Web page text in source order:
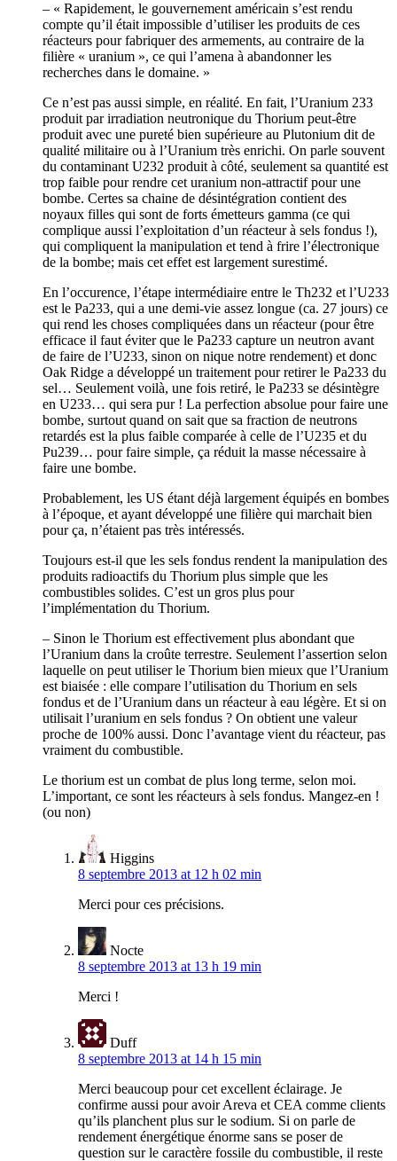
– « Rapidement, le gouvernement américain s’est rendu
compte qu’il était impossible d’utiliser les produits de ces
réacteurs pour fabriquer des armements, au contraire de la
filière « uranium », ce qui l’amena à abandonner les
recherches dans le domaine. »
Ce n’est pas aussi simple, en réalité. En fait, l’Uranium 233
produit par irradiation neutronique du Thorium peut-être
produit avec une pureté bien supérieure au Plutonium dit de
qualité militaire ou à l’Uranium très enrichi. On parle souvent
du contaminant U232 produit à côté, seulement sa quantité est
trop faible pour rendre cet uranium non-attractif pour une
bombe. Certes sa chaine de désintégration contient des
noyaux filles qui sont de forts émetteurs gamma (ce qui
complique aussi l’exploitation d’un réacteur à sels fondus !),
qui compliquent la manipulation et tend à frire l’électronique
de la bombe; mais cet effet est largement surestimé.
En l’occurence, l’étape intermédiaire entre le Th232 et l’U233
est le Pa233, qui a une demi-vie assez longue (ca. 27 jours) ce
qui rend les choses compliquées dans un réacteur (pour être
efficace il faut éviter que le Pa233 capture un neutron avant
de faire de l’U233, sinon on nique notre rendement) et donc
Oak Ridge a développé un traitement pour retirer le Pa233 du
sel… Seulement voilà, une fois retiré, le Pa233 se désintègre
en U233… qui sera pur ! La perfection absolue pour faire une
bombe, surtout quand on sait que sa fraction de neutrons
retardés est la plus faible comparée à celle de l’U235 et du
Pu239… pour faire simple, ça réduit la masse nécessaire à
faire une bombe.
Probablement, les US étant déjà largement équipés en bombes
à l’époque, et ayant développé une filière qui marchait bien
pour ça, n’étaient pas très intéressés.
Toujours est-il que les sels fondus rendent la manipulation des
produits radioactifs du Thorium plus simple que les
combustibles solides. C’est un gros plus pour
l’implémentation du Thorium.
– Sinon le Thorium est effectivement plus abondant que
l’Uranium dans la croûte terrestre. Seulement l’assertion selon
laquelle on peut utiliser le Thorium bien mieux que l’Uranium
est biaisée : elle compare l’utilisation du Thorium en sels
fondus et de l’Uranium dans un réacteur à eau légère. Et si on
utilisait l’uranium en sels fondus ? On obtient une valeur
proche de 100% aussi. Donc l’avantage vient du réacteur, pas
vraiment du combustible.
Le thorium est un combat de plus long terme, selon moi.
L’important, ce sont les réacteurs à sels fondus. Mangez-en !
(ou non)
Higgins
8 septembre 2013 at 12 h 02 min
Merci pour ces précisions.
Nocte
8 septembre 2013 at 13 h 19 min
Merci !
Duff
8 septembre 2013 at 14 h 15 min
Merci beaucoup pour cet excellent éclairage. Je
confirme aussi pour avoir Areva et CEA comme clients
qu’ils planchent plus sur le sodium. Si on parle de
rendement énergétique énorme sans se poser de
question sur le caractère fossile du combustible, il reste